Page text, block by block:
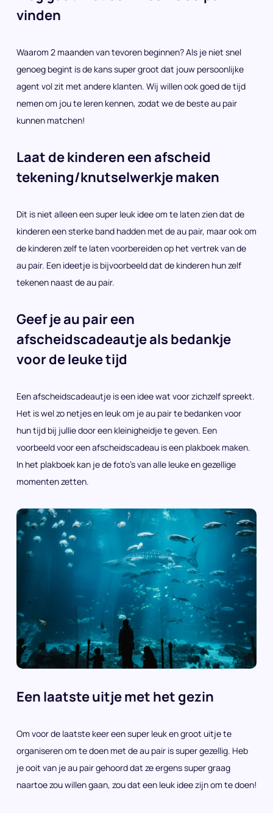
vinden
Waarom 2 maanden van tevoren beginnen? Als je niet snel
genoeg begint is de kans super groot dat jouw persoonlijke
agent vol zit met andere klanten. Wij willen ook goed de tijd
nemen om jou te leren kennen, zodat we de beste au pair
kunnen matchen!
Laat de kinderen een afscheid
tekening/knutselwerkje maken
Dit is niet alleen een super leuk idee om te laten zien dat de
kinderen een sterke band hadden met de au pair, maar ook om
de kinderen zelf te laten voorbereiden op het vertrek van de
au pair. Een ideetje is bijvoorbeeld dat de kinderen hun zelf
tekenen naast de au pair.
Geef je au pair een
afscheidscadeautje als bedankje
voor de leuke tijd
Een afscheidscadeautje is een idee wat voor zichzelf spreekt.
Het is wel zo netjes en leuk om je au pair te bedanken voor
hun tijd bij jullie door een kleinigheidje te geven. Een
voorbeeld voor een afscheidscadeau is een plakboek maken.
In het plakboek kan je de foto’s van alle leuke en gezellige
momenten zetten.
Een laatste uitje met het gezin
Om voor de laatste keer een super leuk en groot uitje te
organiseren om te doen met de au pair is super gezellig. Heb
je ooit van je au pair gehoord dat ze ergens super graag
naartoe zou willen gaan, zou dat een leuk idee zijn om te doen!